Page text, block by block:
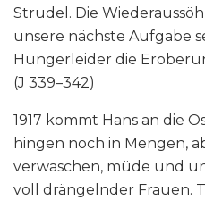
Strudel. Die
unsere nächste Aufgabe
Hungerleider die
(J 339–342)
1917 kommt Hans an die
hingen noch in Mengen,
verwaschen, müde und
voll drängelnder Frauen.